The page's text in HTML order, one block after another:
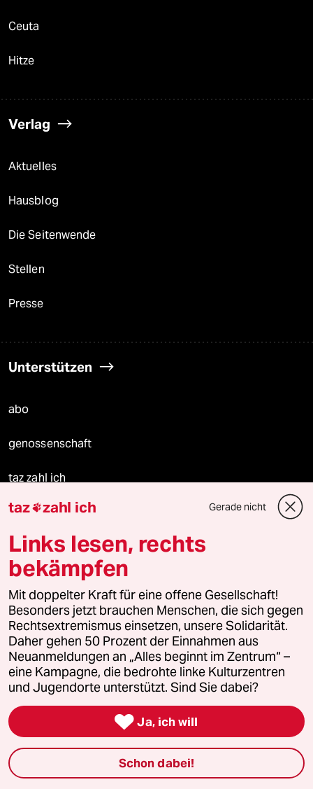
Ceuta
Hitze
Verlag
Aktuelles
Hausblog
Die Seitenwende
Stellen
Presse
Unterstützen
abo
genossenschaft
taz zahl ich
recherchefonds ausland
panterstiftung
panterpreis 2026
Podcast
bundestalk
fernverbindung
klima update°
taz zahl ich Gerade nicht
Links lesen, rechts
bekämpfen
Mit doppelter Kraft für eine offene Gesellschaft!
Besonders jetzt brauchen Menschen, die sich gegen
Rechtsextremismus einsetzen, unsere Solidarität.
Daher gehen 50 Prozent der Einnahmen aus
Neuanmeldungen an „Alles beginnt im Zentrum“ –
eine Kampagne, die bedrohte linke Kulturzentren
und Jugendorte unterstützt. Sind Sie dabei?
 Ja, ich will
Schon dabei!